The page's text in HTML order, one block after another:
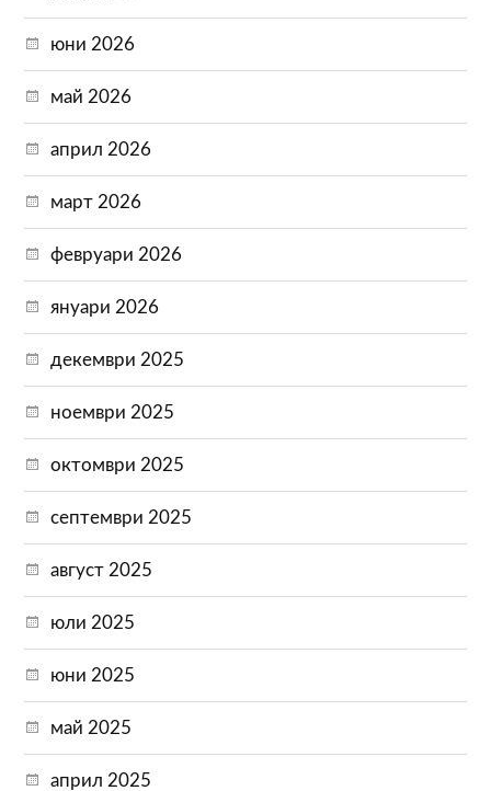
юни 2026
май 2026
април 2026
март 2026
февруари 2026
януари 2026
декември 2025
ноември 2025
октомври 2025
септември 2025
август 2025
юли 2025
юни 2025
май 2025
април 2025